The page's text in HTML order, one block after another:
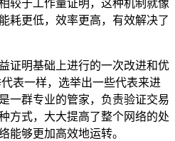
较于工作量证明，这种机制就像
耗更低，效率更高，有效解决了
证明基础上进行的一次改进和优
表一样，选举出一些代表来进
一群专业的管家，负责验证交易
方式，大大提高了整个网络的处
能够更加高效地运转。